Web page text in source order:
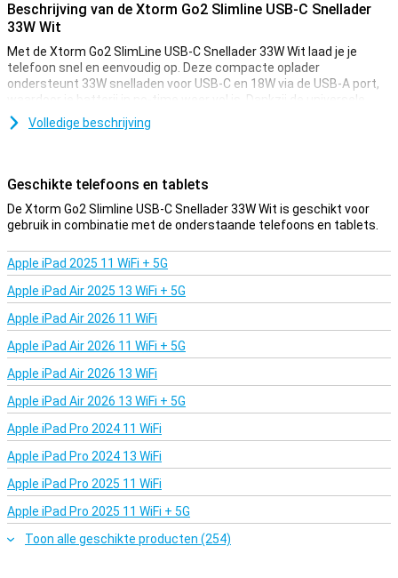
Beschrijving van de Xtorm Go2 Slimline USB-C Snellader
33W Wit
Met de Xtorm Go2 SlimLine USB-C Snellader 33W Wit laad je je
telefoon snel en eenvoudig op. Deze compacte oplader
ondersteunt 33W snelladen voor USB-C en 18W via de USB-A port,
waardoor je batterij in no-time weer vol is. Dankzij de universele
USB-C poort gebruik je de lader voor verschillende apparaten, zoals
smartphones en tablets.
De Xtorm Go2 SlimLine USB-C Snellader 33W Wit heeft een slank en
licht design wat hem perfect maakt om mee te nemen, zodat je
altijd en overal kunt opladen. Dankzij het ultra-slanke ontwerp past
stekkerblok. Dit maakt hem perfect voor thuis, op kantoor of op
reis. Bovendien is deze lader voorzien van ingebouwde beveiliging
tegen kortsluiting, oververhitting en overladen. De automatische
standby-functie voorkomt onnodig stroomverbruik, zodat je
apparaten veilig en efficiënt worden opgeladen.
Volledige beschrijving
Geschikte telefoons en tablets
De Xtorm Go2 Slimline USB-C Snellader 33W Wit is geschikt voor
gebruik in combinatie met de onderstaande telefoons en tablets.
Apple iPad 2025 11 WiFi + 5G
Apple iPad Air 2025 13 WiFi + 5G
Apple iPad Air 2026 11 WiFi
Apple iPad Air 2026 11 WiFi + 5G
Apple iPad Air 2026 13 WiFi
Apple iPad Air 2026 13 WiFi + 5G
Apple iPad Pro 2024 11 WiFi
Apple iPad Pro 2024 13 WiFi
Apple iPad Pro 2025 11 WiFi
Apple iPad Pro 2025 11 WiFi + 5G
Toon alle geschikte producten (254)